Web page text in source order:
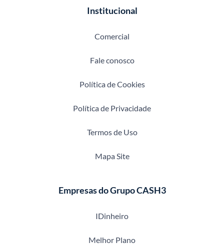
Institucional
Comercial
Fale conosco
Política de Cookies
Política de Privacidade
Termos de Uso
Mapa Site
Empresas do Grupo CASH3
IDinheiro
Melhor Plano